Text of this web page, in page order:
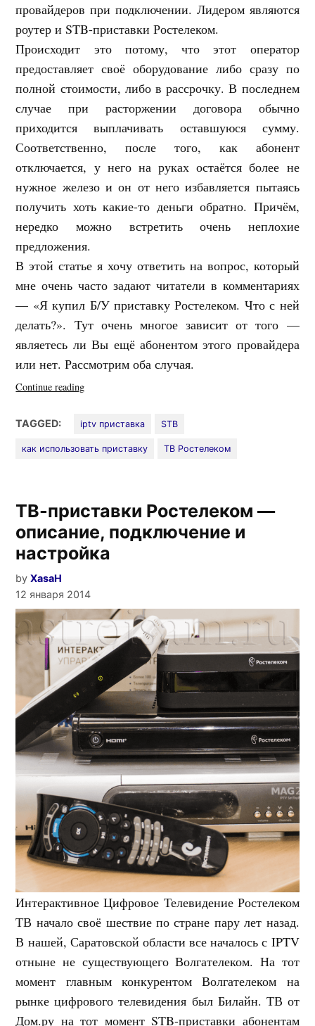
провайдеров при подключении. Лидером являются
роутер и STB-приставки Ростелеком.
Происходит это потому, что этот оператор
предоставляет своё оборудование либо сразу по
полной стоимости, либо в рассрочку. В последнем
случае при расторжении договора обычно
приходится выплачивать оставшуюся сумму.
Соответственно, после того, как абонент
отключается, у него на руках остаётся более не
нужное железо и он от него избавляется пытаясь
получить хоть какие-то деньги обратно. Причём,
нередко можно встретить очень неплохие
предложения.
В этой статье я хочу ответить на вопрос, который
мне очень часто задают читатели в комментариях
— «Я купил Б/У приставку Ростелеком. Что с ней
делать?». Тут очень многое зависит от того —
являетесь ли Вы ещё абонентом этого провайдера
или нет. Рассмотрим оба случая.
Continue reading«Как
б/
приставку
TAGGED: iptv приставка STB
как использовать приставку ТВ Ростелеком
ТВ-приставки Ростелеком —
описание, подключение и
настройка
by XasaH
12 января 2014
Интерактивное Цифровое Телевидение Ростелеком
ТВ начало своё шествие по стране пару лет назад.
В нашей, Саратовской области все началось с IPTV
отныне не существующего Волгателеком. На тот
момент главным конкурентом Волгателеком на
рынке цифрового телевидения был Билайн. ТВ от
Дом.ру на тот момент STB-приставки абонентам